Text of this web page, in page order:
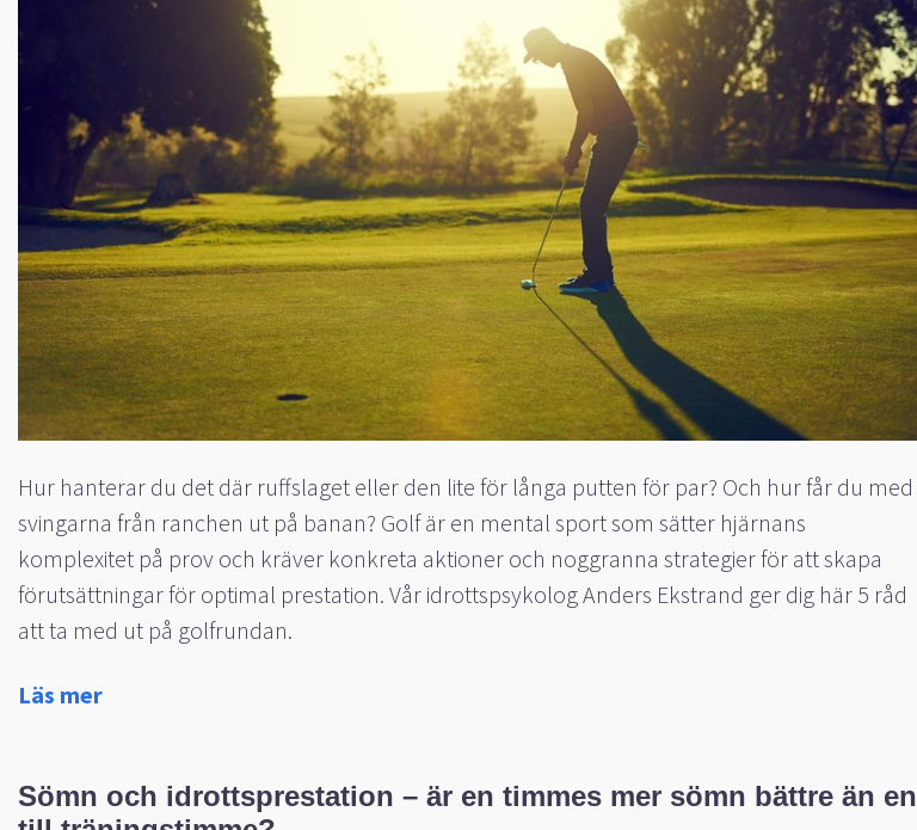
Hur hanterar du det där ruffslaget eller den lite för långa putten för par? Och hur får du med
svingarna från ranchen ut på banan? Golf är en mental sport som sätter hjärnans
komplexitet på prov och kräver konkreta aktioner och noggranna strategier för att skapa
förutsättningar för optimal prestation. Vår idrottspsykolog Anders Ekstrand ger dig här 5 råd
att ta med ut på golfrundan.
Läs mer
Sömn och idrottsprestation – är en timmes mer sömn bättre än en